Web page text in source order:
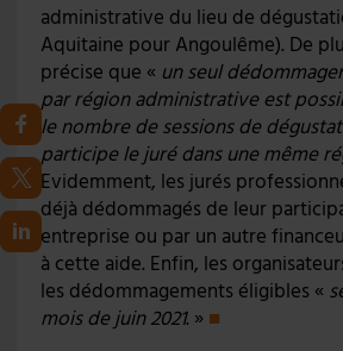
administrative du lieu de
Aquitaine pour Angoulême). De
précise que « un seul
par région administrative est
le nombre de sessions de
participe le juré dans une même
Evidemment, les jurés
déjà dédommagés de leur
entreprise ou par un autre
à cette aide. Enfin, les
les dédommagements éligibles «
mois de juin 2021. » ■